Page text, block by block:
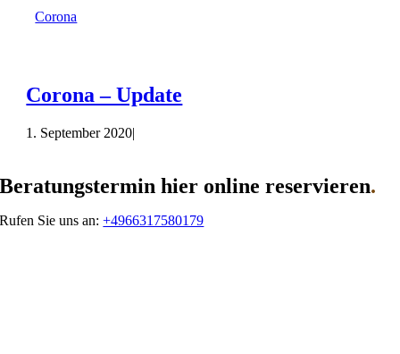
Corona
Corona – Update
1. September 2020|
Beratungstermin hier online reservieren.
Rufen Sie uns an:+4966317580179